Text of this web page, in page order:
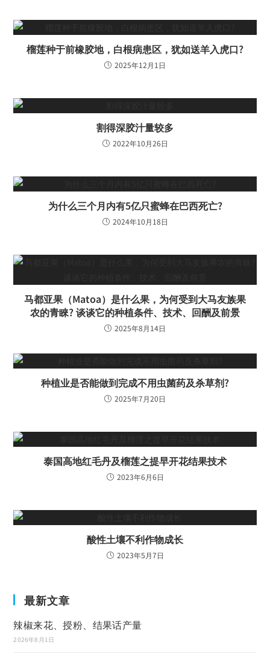
榴莲种于前橡胶地，白根病患区，犹如送羊入虎口?
2025年12月1日
割得深胶汁量较多
2022年10月26日
为什么三个月内有5亿只蜜蜂在巴西死亡?
2024年10月18日
马都亚果（Matoa）是什么果，为何受到大马友族果
农的青睞? 谈谈它的种植条件、技术、回酬及前景
2025年8月14日
种植业是否能做到完成不用虫菌药及杀草剂?
2025年7月20日
泰国高地红毛丹及榴莲之提早开花结果技术
2023年6月6日
酸性土壤不利作物成长
2023年5月7日
最新文章
辣椒来花、授粉、结果话产量
2026年8月1日